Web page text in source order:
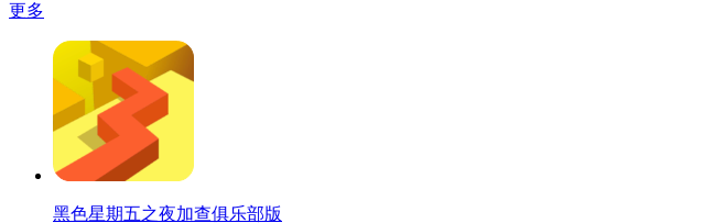
更多
黑色星期五之夜加查俱乐部版